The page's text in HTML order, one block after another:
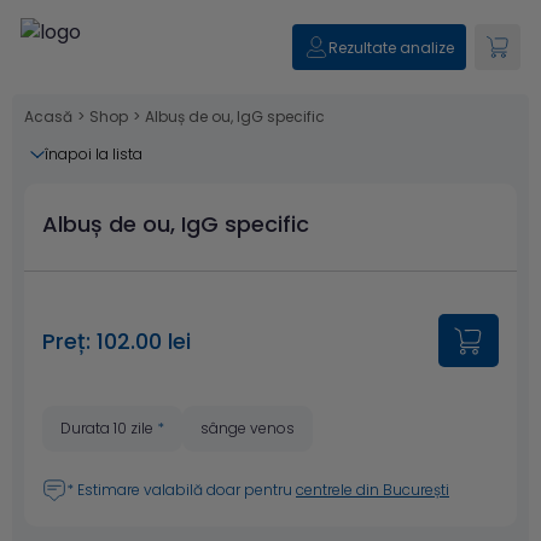
Rezultate analize
Acasă > Shop > Albuș de ou, IgG specific
înapoi la lista
Albuș de ou, IgG specific
Preț: 102.00 lei
Durata 10 zile * sânge venos
* Estimare valabilă doar pentru centrele din București